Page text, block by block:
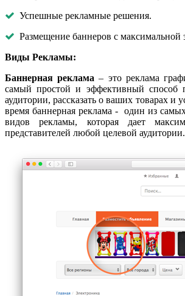
Успешные рекламные решения.
Размещение баннеров с максимальной
Виды Рекламы:
Баннерная реклама – это реклама
самый простой и эффективный способ
аудитории, рассказать о ваших товарах и
время баннерная реклама - один из
видов рекламы, которая дает
представителей любой целевой аудитории.